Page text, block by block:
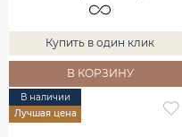
Купить в один клик
В КОРЗИНУ
В наличии
Лучшая цена